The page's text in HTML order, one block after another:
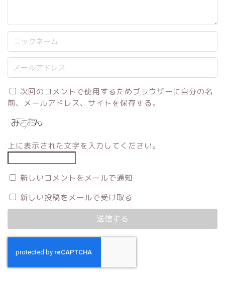
次回のコメントで使用するためブラウザーに自分の名
前、メールアドレス、サイトを保存する。
上に表示された文字を入力してください。
新しいコメントをメールで通知
新しい投稿をメールで受け取る